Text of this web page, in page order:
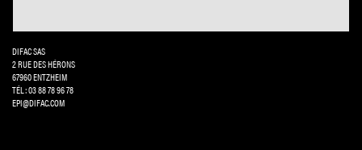
DIFAC SAS
2 RUE DES HÉRONS
67960 ENTZHEIM
TÉL: 03 88 78 96 78
EPI@DIFAC.COM